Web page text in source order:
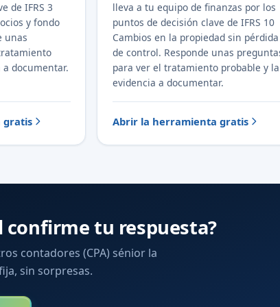
de IFRS 3
y fondo
unas
documentar.
gratis
lleva a tu equipo de finanzas por los
puntos de decisión clave de IFRS 10
Cambios en la propiedad sin pérdida
de control. Responde unas
para ver el tratamiento probable y la
evidencia a documentar.
Abrir la herramienta gratis
confirme tu respuesta?
contadores (CPA) sénior la
sin sorpresas.